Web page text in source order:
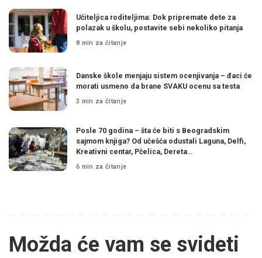
Učiteljica roditeljima: Dok pripremate dete za
polazak u školu, postavite sebi nekoliko pitanja
8 min za čitanje
Danske škole menjaju sistem ocenjivanja – đaci će
morati usmeno da brane SVAKU ocenu sa testa
3 min za čitanje
Posle 70 godina – šta će biti s Beogradskim
sajmom knjiga? Od učešća odustali Laguna, Delfi,
Kreativni centar, Pčelica, Dereta…
6 min za čitanje
Možda će vam se svideti